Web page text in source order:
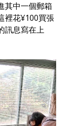
其中一個郵箱
裡花¥100買張
訊息寫在上